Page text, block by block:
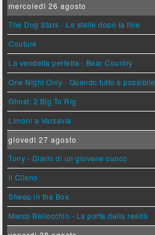
mercoledì 26 agosto
The Dog Stars - Le stelle dopo la fine
Couture
La vendetta perfetta - Bear Country
One Night Only - Quando tutto è possibile
Ghost: 2 Big To Rig
Limoni a Varsavia
giovedì 27 agosto
Tony - Diario di un giovane cuoco
Il Cileno
Sheep in the Box
Marco Bellocchio - La porta della realtà